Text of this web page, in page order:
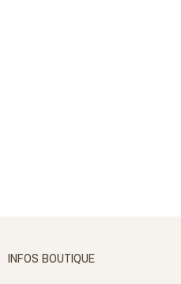
INFOS BOUTIQUE